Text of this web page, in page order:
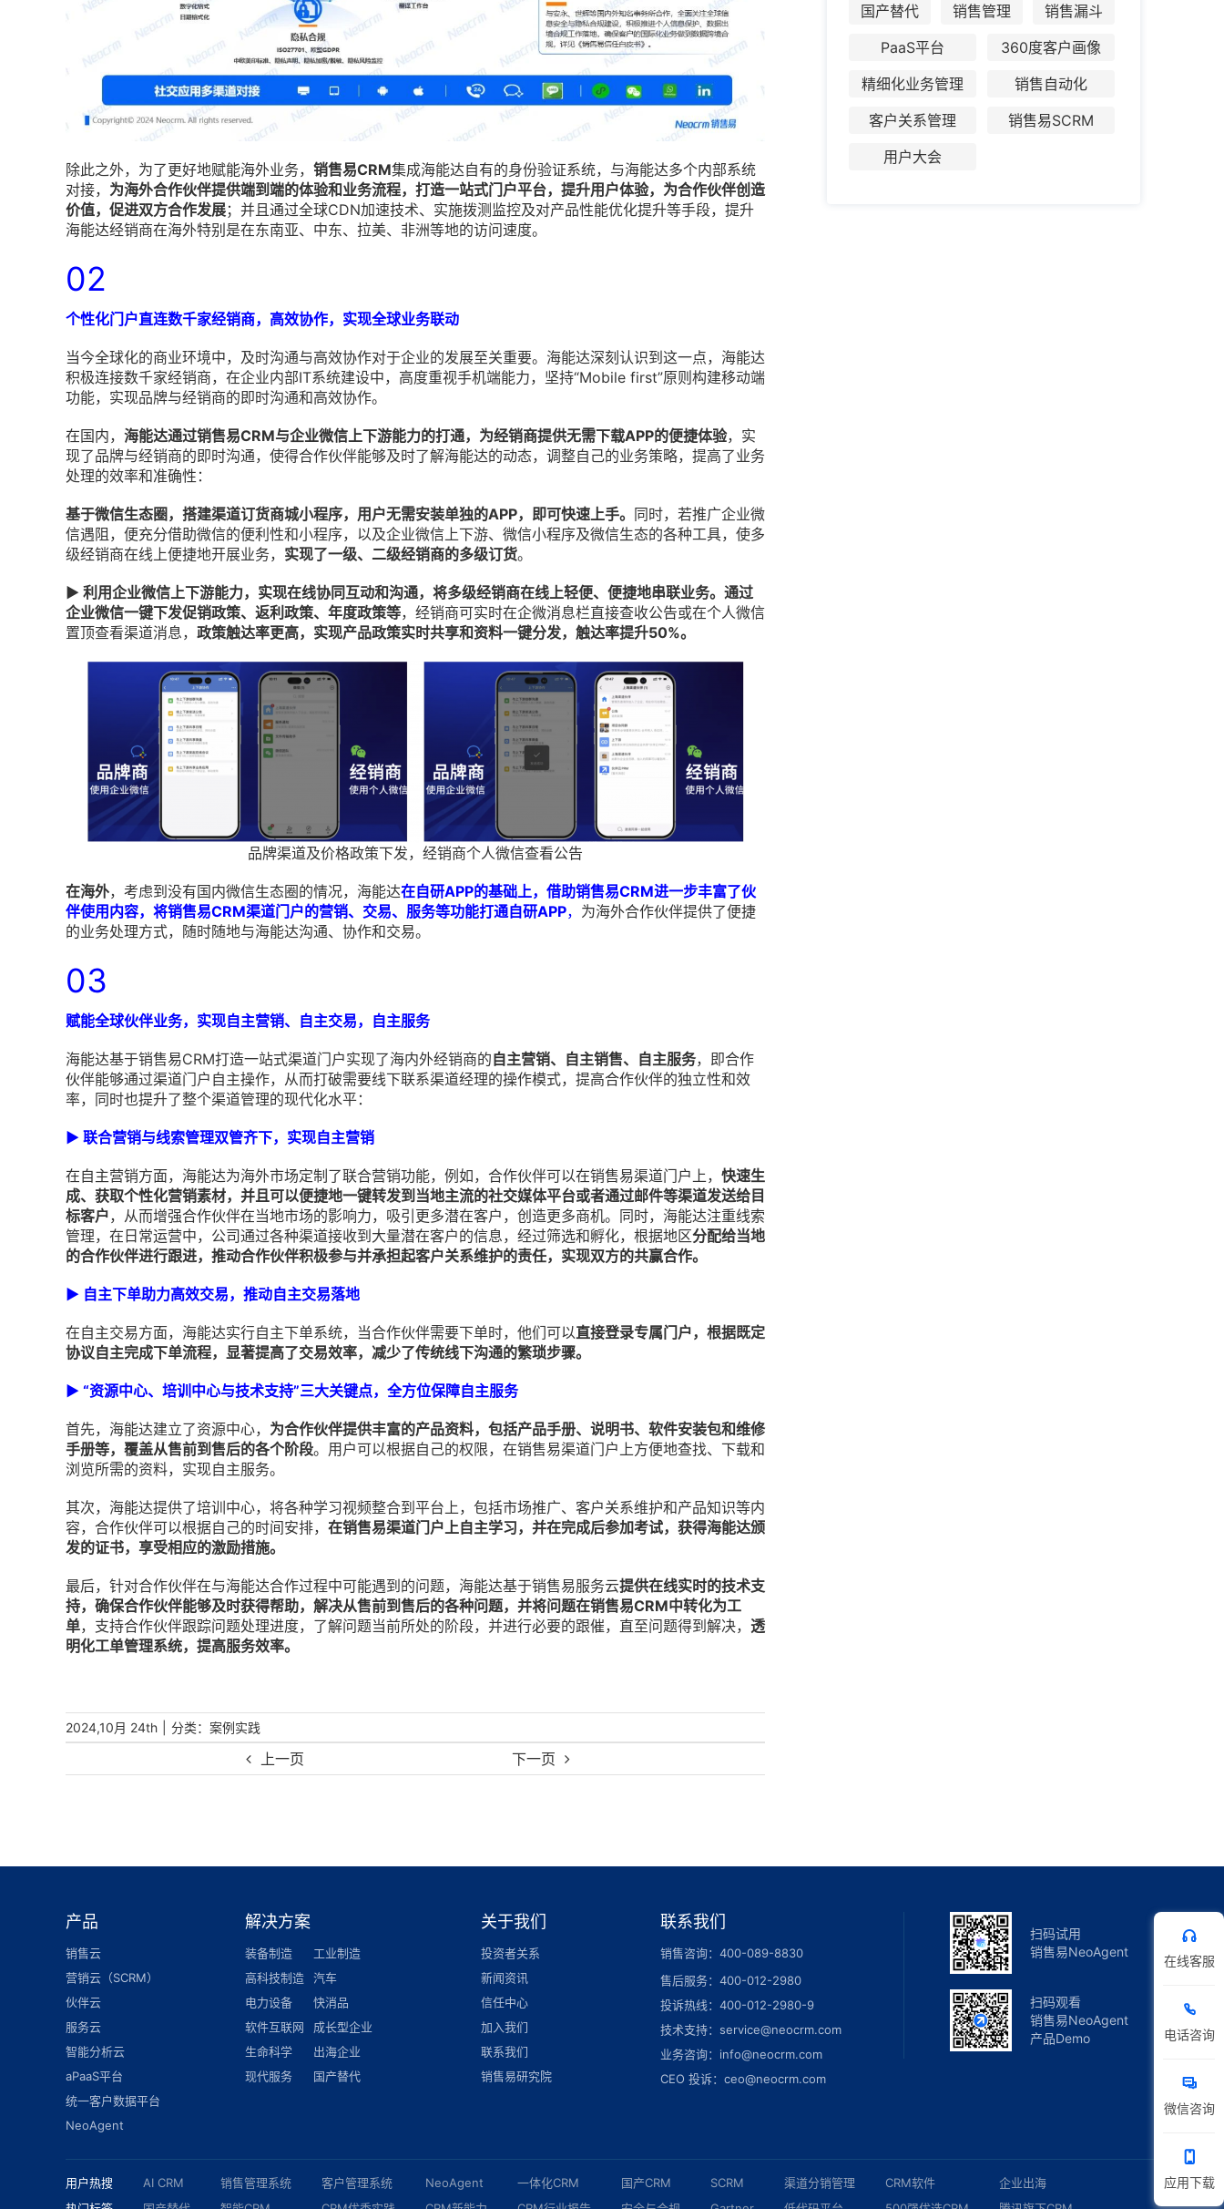
上一页 下一页
除此之外，为了更好地赋能海外业务， 销售易CRM集成海能达自有的身份验证系统，与海能达多个内部系统
对接， 为海外合作伙伴提供端到端的体验和业务流程，打造一站式门户平台，提升用户体验，为合作伙伴创造
价值，促进双方合作发展；并且通过全球CDN加速技术、实施拨测监控及对产品性能优化提升等手段，提升
海能达经销商在海外特别是在东南亚、中东、拉美、非洲等地的访问速度。
02
个性化门户直连数千家经销商，高效协作，实现全球业务联动
当今全球化的商业环境中，及时沟通与高效协作对于企业的发展至关重要。海能达深刻认识到这一点，海能达
积极连接数千家经销商，在企业内部IT系统建设中，高度重视手机端能力，坚持“Mobile first”原则构建移动端
功能，实现品牌与经销商的即时沟通和高效协作。
在国内， 海能达通过销售易CRM与企业微信上下游能力的打通，为经销商提供无需下载APP的便捷体验，实
现了品牌与经销商的即时沟通，使得合作伙伴能够及时了解海能达的动态，调整自己的业务策略，提高了业务
处理的效率和准确性：
基于微信生态圈，搭建渠道订货商城小程序，用户无需安装单独的APP，即可快速上手。 同时，若推广企业微
信遇阻，便充分借助微信的便利性和小程序，以及企业微信上下游、微信小程序及微信生态的各种工具，使多
级经销商在线上便捷地开展业务， 实现了一级、二级经销商的多级订货。
▶ 利用企业微信上下游能力，实现在线协同互动和沟通，将多级经销商在线上轻便、便捷地串联业务。通过
企业微信一键下发促销政策、返利政策、年度政策等，经销商可实时在企微消息栏直接查收公告或在个人微信
置顶查看渠道消息， 政策触达率更高，实现产品政策实时共享和资料一键分发，触达率提升50%。
品牌渠道及价格政策下发，经销商个人微信查看公告
在海外，考虑到没有国内微信生态圈的情况，海能达在自研APP的基础上，借助销售易CRM进一步丰富了伙
伴使用内容，将销售易CRM渠道门户的营销、交易、服务等功能打通自研APP， 为海外合作伙伴提供了便捷
的业务处理方式，随时随地与海能达沟通、协作和交易。
03
赋能全球伙伴业务，实现自主营销、自主交易，自主服务
海能达基于销售易CRM打造一站式渠道门户实现了海内外经销商的自主营销、自主销售、自主服务，即合作
伙伴能够通过渠道门户自主操作，从而打破需要线下联系渠道经理的操作模式，提高合作伙伴的独立性和效
率，同时也提升了整个渠道管理的现代化水平：
▶ 联合营销与线索管理双管齐下，实现自主营销
在自主营销方面，海能达为海外市场定制了联合营销功能，例如，合作伙伴可以在销售易渠道门户上， 快速生
成、获取个性化营销素材，并且可以便捷地一键转发到当地主流的社交媒体平台或者通过邮件等渠道发送给目
标客户，从而增强合作伙伴在当地市场的影响力，吸引更多潜在客户，创造更多商机。同时，海能达注重线索
管理，在日常运营中，公司通过各种渠道接收到大量潜在客户的信息，经过筛选和孵化，根据地区分配给当地
的合作伙伴进行跟进，推动合作伙伴积极参与并承担起客户关系维护的责任，实现双方的共赢合作。
▶ 自主下单助力高效交易，推动自主交易落地
在自主交易方面，海能达实行自主下单系统，当合作伙伴需要下单时，他们可以直接登录专属门户，根据既定
协议自主完成下单流程，显著提高了交易效率，减少了传统线下沟通的繁琐步骤。
▶ “资源中心、培训中心与技术支持”三大关键点，全方位保障自主服务
首先，海能达建立了资源中心， 为合作伙伴提供丰富的产品资料，包括产品手册、说明书、软件安装包和维修
手册等，覆盖从售前到售后的各个阶段。用户可以根据自己的权限，在销售易渠道门户上方便地查找、下载和
浏览所需的资料，实现自主服务。
其次，海能达提供了培训中心，将各种学习视频整合到平台上，包括市场推广、客户关系维护和产品知识等内
容，合作伙伴可以根据自己的时间安排， 在销售易渠道门户上自主学习，并在完成后参加考试，获得海能达颁
发的证书，享受相应的激励措施。
最后，针对合作伙伴在与海能达合作过程中可能遇到的问题，海能达基于销售易服务云提供在线实时的技术支
持，确保合作伙伴能够及时获得帮助，解决从售前到售后的各种问题，并将问题在销售易CRM中转化为工
单，支持合作伙伴跟踪问题处理进度，了解问题当前所处的阶段，并进行必要的跟催，直至问题得到解决， 透
明化工单管理系统，提高服务效率。
2024,10月 24th 分类： 案例实践
国产替代
销售管理
销售漏斗
PaaS平台
360度客户画像
精细化业务管理
销售自动化
客户关系管理
销售易SCRM
用户大会
产品
销售云
营销云（SCRM）
伙伴云
服务云
智能分析云
aPaaS平台
统一客户数据平台
NeoAgent
解决方案
装备制造
工业制造
高科技制造
汽车
电力设备
快消品
软件互联网
成长型企业
生命科学
出海企业
现代服务
国产替代
关于我们
投资者关系
新闻资讯
信任中心
加入我们
联系我们
销售易研究院
联系我们
销售咨询：400-089-8830
售后服务：400-012-2980
投诉热线：400-012-2980-9
技术支持：service@neocrm.com
业务咨询：info@neocrm.com
CEO 投诉：ceo@neocrm.com
扫码试用
销售易NeoAgent
扫码观看
销售易NeoAgent
产品Demo
用户热搜
AI CRM
销售管理系统
客户管理系统
NeoAgent
一体化CRM
国产CRM
SCRM
渠道分销管理
CRM软件
企业出海
在线客服
电话咨询
微信咨询
应用下载